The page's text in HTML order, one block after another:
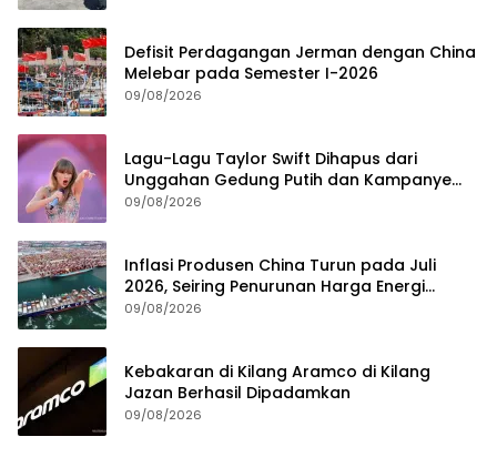
Defisit Perdagangan Jerman dengan China
Melebar pada Semester I-2026
09/08/2026
Lagu-Lagu Taylor Swift Dihapus dari
Unggahan Gedung Putih dan Kampanye
Trump
09/08/2026
Inflasi Produsen China Turun pada Juli
2026, Seiring Penurunan Harga Energi
Global
09/08/2026
Kebakaran di Kilang Aramco di Kilang
Jazan Berhasil Dipadamkan
09/08/2026